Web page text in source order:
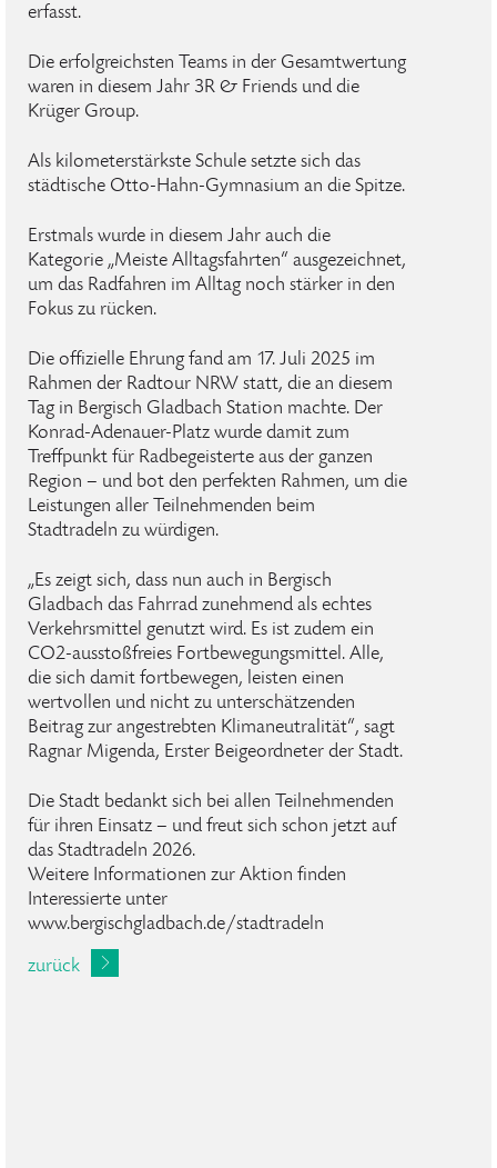
erfasst.
Die erfolgreichsten Teams in der Gesamtwertung
waren in diesem Jahr 3R & Friends und die
Krüger Group.
Als kilometerstärkste Schule setzte sich das
städtische Otto-Hahn-Gymnasium an die Spitze.
Erstmals wurde in diesem Jahr auch die
Kategorie „Meiste Alltagsfahrten“ ausgezeichnet,
um das Radfahren im Alltag noch stärker in den
Fokus zu rücken.
Die offizielle Ehrung fand am 17. Juli 2025 im
Rahmen der Radtour NRW statt, die an diesem
Tag in Bergisch Gladbach Station machte. Der
Konrad-Adenauer-Platz wurde damit zum
Treffpunkt für Radbegeisterte aus der ganzen
Region – und bot den perfekten Rahmen, um die
Leistungen aller Teilnehmenden beim
Stadtradeln zu würdigen.
„Es zeigt sich, dass nun auch in Bergisch
Gladbach das Fahrrad zunehmend als echtes
Verkehrsmittel genutzt wird. Es ist zudem ein
CO2-ausstoßfreies Fortbewegungsmittel. Alle,
die sich damit fortbewegen, leisten einen
wertvollen und nicht zu unterschätzenden
Beitrag zur angestrebten Klimaneutralität“, sagt
Ragnar Migenda, Erster Beigeordneter der Stadt.
Die Stadt bedankt sich bei allen Teilnehmenden
für ihren Einsatz – und freut sich schon jetzt auf
das Stadtradeln 2026.
Weitere Informationen zur Aktion finden
Interessierte unter
www.bergischgladbach.de/stadtradeln
zurück